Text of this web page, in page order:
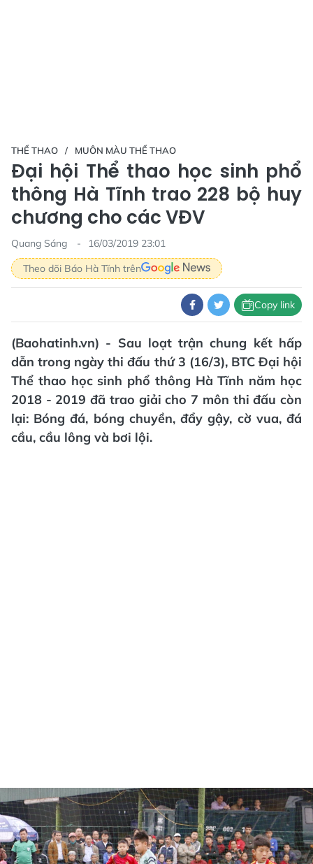
THỂ THAO MUÔN MÀU THỂ THAO
Đại hội Thể thao học sinh phổ
thông Hà Tĩnh trao 228 bộ huy
chương cho các VĐV
Quang Sáng
16/03/2019 23:01
Theo dõi Báo Hà Tĩnh trên
Copy link
(Baohatinh.vn) - Sau loạt trận chung kết hấp
dẫn trong ngày thi đấu thứ 3 (16/3), BTC Đại hội
Thể thao học sinh phổ thông Hà Tĩnh năm học
2018 - 2019 đã trao giải cho 7 môn thi đấu còn
lại: Bóng đá, bóng chuyền, đẩy gậy, cờ vua, đá
cầu, cầu lông và bơi lội.